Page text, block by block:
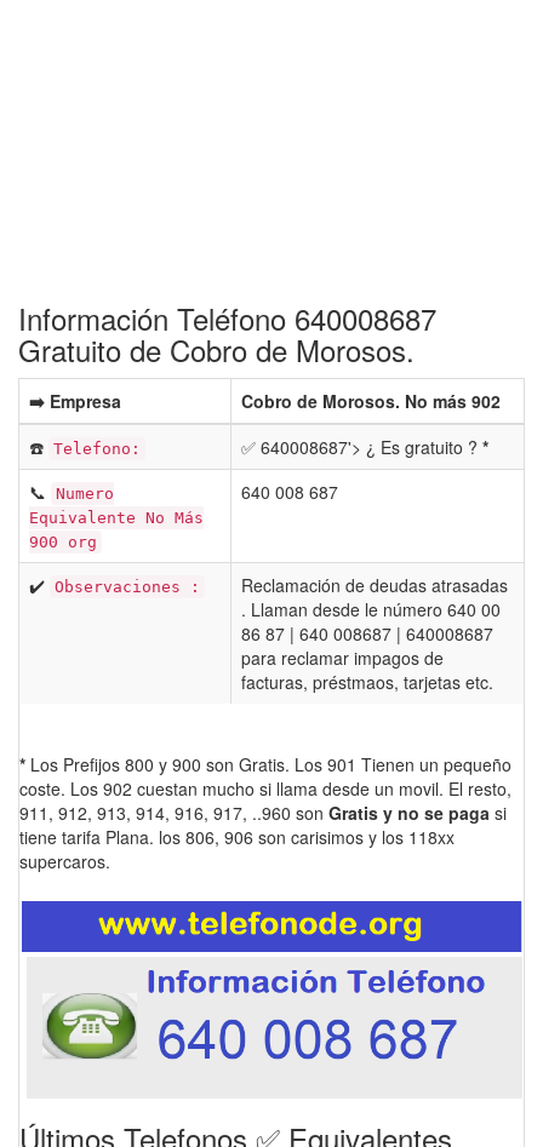
Información Teléfono 640008687
Gratuito de Cobro de Morosos.
➡️ Empresa
Cobro de Morosos. No más 902
☎️ Telefono: ✅ 640008687'> ¿ Es gratuito ? *
📞 Numero
Equivalente No Más
900 org
640 008 687
✔️ Observaciones :
Reclamación de deudas atrasadas
. Llaman desde le número 640 00
86 87 | 640 008687 | 640008687
para reclamar impagos de
facturas, préstmaos, tarjetas etc.
* Los Prefijos 800 y 900 son Gratis. Los 901 Tienen un pequeño
coste. Los 902 cuestan mucho si llama desde un movil. El resto,
911, 912, 913, 914, 916, 917, ..960 son Gratis y no se paga si
tiene tarifa Plana. los 806, 906 son carisimos y los 118xx
supercaros.
Últimos Telefonos ✅ Equivalentes